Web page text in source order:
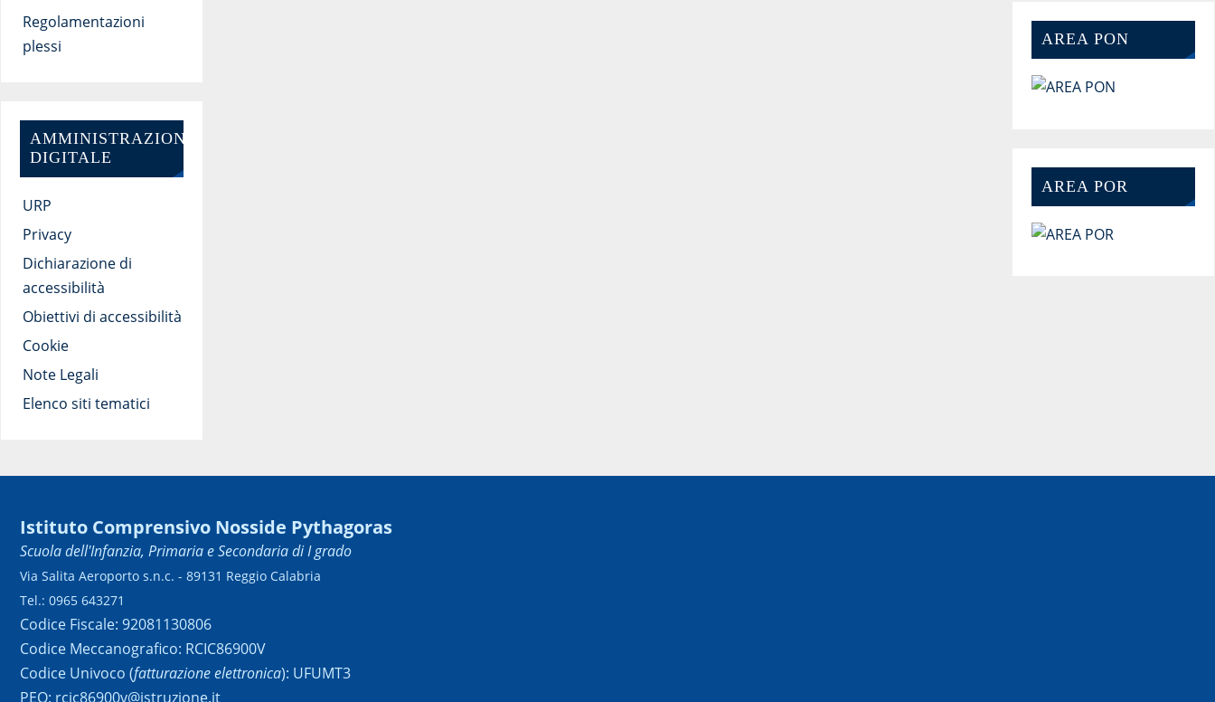
Regolamentazioni
plessi
AMMINISTRAZIONE
DIGITALE
URP
Privacy
Dichiarazione di
accessibilità
Obiettivi di accessibilità
Cookie
Note Legali
Elenco siti tematici
AREA PON
AREA POR
Istituto Comprensivo Nosside Pythagoras
Scuola dell'Infanzia, Primaria e Secondaria di I grado
Via Salita Aeroporto s.n.c. - 89131 Reggio Calabria
Tel.: 0965 643271
Codice Fiscale: 92081130806
Codice Meccanografico: RCIC86900V
Codice Univoco (fatturazione elettronica): UFUMT3
PEO: rcic86900v@istruzione.it